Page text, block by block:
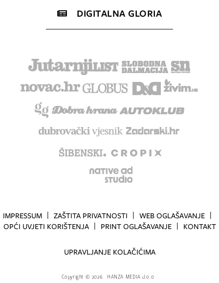
DIGITALNA GLORIA
IMPRESSUM ZAŠTITA PRIVATNOSTI
WEB OGLAŠAVANJE
OPĆI UVJETI KORIŠTENJA
PRINT OGLAŠAVANJE KONTAKT
UPRAVLJANJE KOLAČIĆIMA
Copyright © 2026. HANZA MEDIA d.o.o